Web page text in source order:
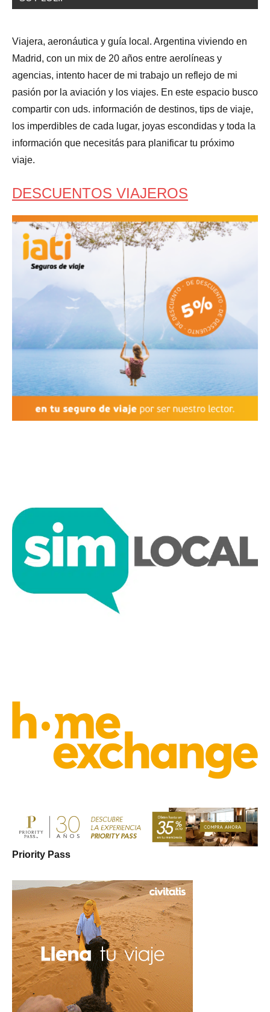
Viajera, aeronáutica y guía local. Argentina viviendo en
Madrid, con un mix de 20 años entre aerolíneas y
agencias, intento hacer de mi trabajo un reflejo de mi
pasión por la aviación y los viajes. En este espacio busco
compartir con uds. información de destinos, tips de viaje,
los imperdibles de cada lugar, joyas escondidas y toda la
información que necesitás para planificar tu próximo
viaje.
DESCUENTOS VIAJEROS
Priority Pass